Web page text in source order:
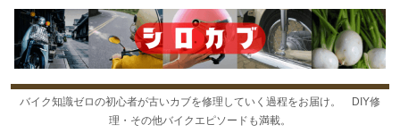
バイク知識ゼロの初心者が古いカブを修理していく過程をお届け。 DIY修
理・その他バイクエピソードも満載。